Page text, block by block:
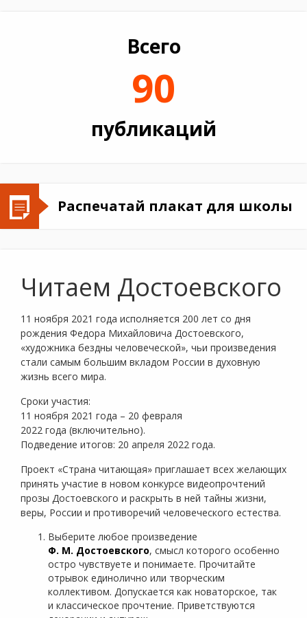
Всего
90
публикаций
Распечатай плакат для школы
Читаем Достоевского
11 ноября 2021 года исполняется 200 лет со дня
рождения Федора Михайловича Достоевского,
«художника бездны человеческой», чьи произведения
стали самым большим вкладом России в духовную
жизнь всего мира.
Сроки участия:
11 ноября 2021 года – 20 февраля
2022 года (включительно).
Подведение итогов: 20 апреля 2022 года.
Проект «Страна читающая» приглашает всех желающих
принять участие в новом конкурсе видеопрочтений
прозы Достоевского и раскрыть в ней тайны жизни,
веры, России и противоречий человеческого естества.
Выберите любое произведение
Ф. М. Достоевского, смысл которого особенно
остро чувствуете и понимаете. Прочитайте
отрывок единолично или творческим
коллективом. Допускается как новаторское, так
и классическое прочтение. Приветствуются